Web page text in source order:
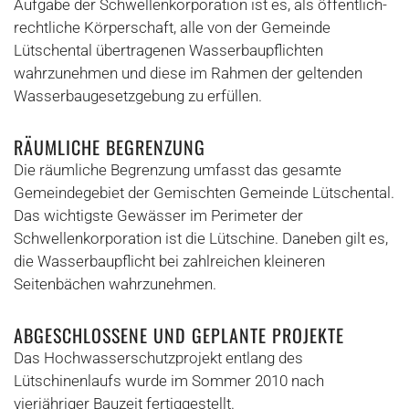
Aufgabe der Schwellenkorporation ist es, als öffentlich-
rechtliche Körperschaft, alle von der Gemeinde
Lütschental übertragenen Wasserbaupflichten
wahrzunehmen und diese im Rahmen der geltenden
Wasserbaugesetzgebung zu erfüllen.
RÄUMLICHE BEGRENZUNG
Die räumliche Begrenzung umfasst das gesamte
Gemeindegebiet der Gemischten Gemeinde Lütschental.
Das wichtigste Gewässer im Perimeter der
Schwellenkorporation ist die Lütschine. Daneben gilt es,
die Wasserbaupflicht bei zahlreichen kleineren
Seitenbächen wahrzunehmen.
ABGESCHLOSSENE UND GEPLANTE PROJEKTE
Das Hochwasserschutzprojekt entlang des
Lütschinenlaufs wurde im Sommer 2010 nach
vierjähriger Bauzeit fertiggestellt.